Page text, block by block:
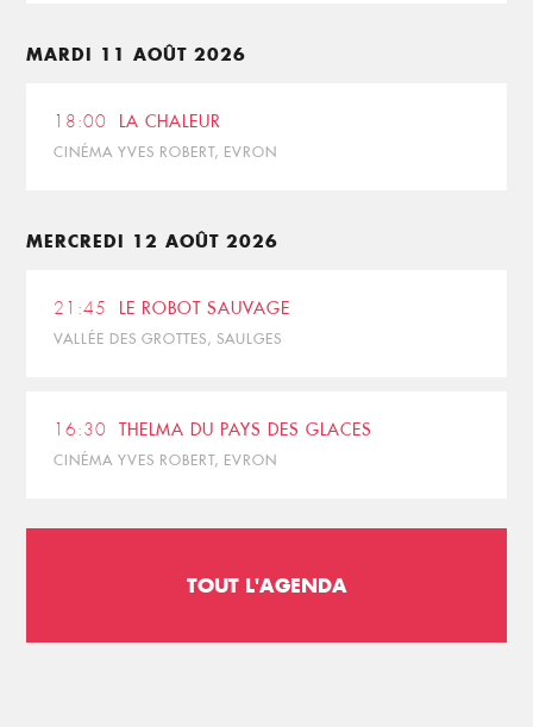
MARDI 11 AOÛT 2026
18:00 LA CHALEUR
CINÉMA YVES ROBERT, EVRON
MERCREDI 12 AOÛT 2026
21:45 LE ROBOT SAUVAGE
VALLÉE DES GROTTES, SAULGES
16:30 THELMA DU PAYS DES GLACES
CINÉMA YVES ROBERT, EVRON
TOUT L'AGENDA